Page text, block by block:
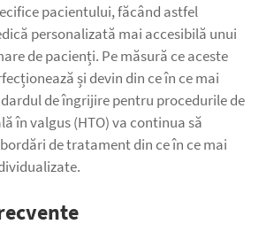
pacientului, făcând astfel
personalizată mai accesibilă unui
de pacienți. Pe măsură ce aceste
și devin din ce în ce mai
de îngrijire pentru procedurile de
în valgus (HTO) va continua să
de tratament din ce în ce mai